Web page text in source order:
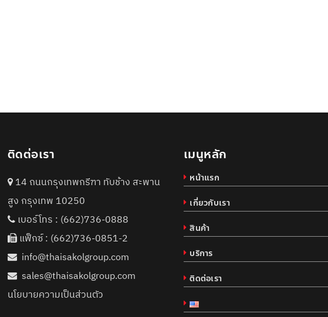
ติดต่อเรา
14 ถนนกรุงเทพกรีฑา ทับช้าง สะพาน
สูง กรุงเทพ 10250
เบอร์โทร : (662)736-0888
แฟ็กซ์ : (662)736-0851-2
info@thaisakolgroup.com
sales@thaisakolgroup.com
นโยบายความเป็นส่วนตัว
เมนูหลัก
หน้าแรก
เกี่ยวกับเรา
สินค้า
บริการ
ติดต่อเรา